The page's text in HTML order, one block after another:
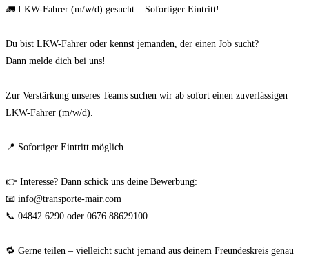
🚛 LKW-Fahrer (m/w/d) gesucht – Sofortiger Eintritt!
Du bist LKW-Fahrer oder kennst jemanden, der einen Job sucht?
Dann melde dich bei uns!
Zur Verstärkung unseres Teams suchen wir ab sofort einen zuverlässigen
LKW-Fahrer (m/w/d).
📍 Sofortiger Eintritt möglich
👉 Interesse? Dann schick uns deine Bewerbung:
📧 info@transporte-mair.com
📞 04842 6290 oder 0676 88629100
🔁 Gerne teilen – vielleicht sucht jemand aus deinem Freundeskreis genau